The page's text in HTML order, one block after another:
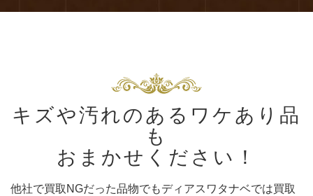
キズや汚れのあるワケあり品
も
おまかせください！
他社で買取NGだった品物でもディアスワタナベでは買取